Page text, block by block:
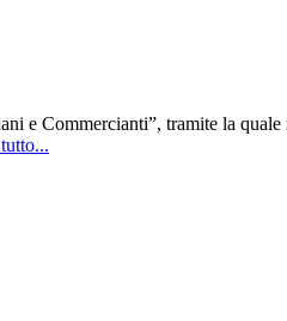
e Commercianti”, tramite la